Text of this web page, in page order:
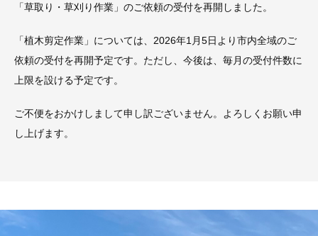
「草取り・草刈り作業」のご依頼の受付を再開しました。
「植木剪定作業」については、2026年1月5日より市内全域のご
依頼の受付を再開予定です。ただし、今後は、毎月の受付件数に
上限を設ける予定です。
ご不便をおかけしまして申し訳ございません。よろしくお願い申
し上げます。